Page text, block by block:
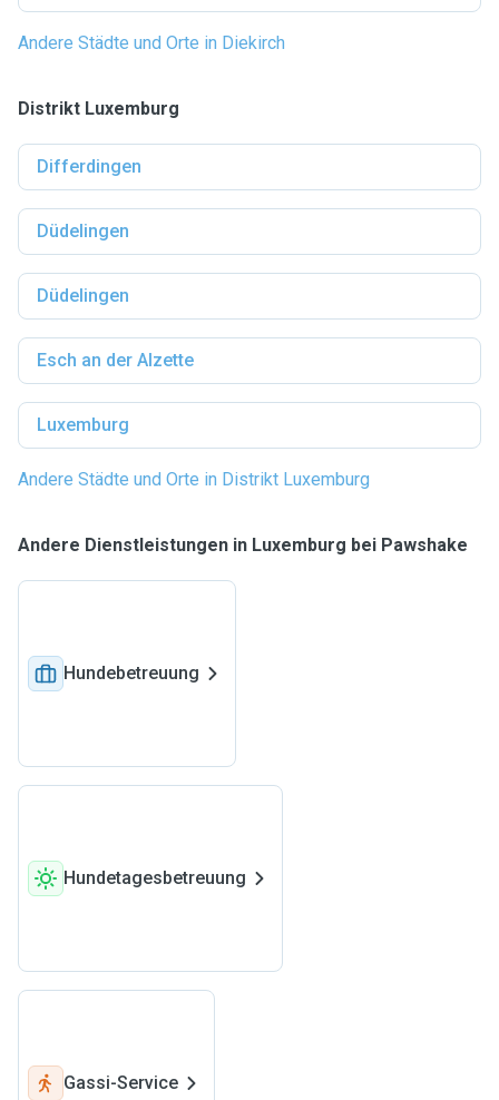
Andere Städte und Orte in Diekirch
Distrikt Luxemburg
Differdingen
Düdelingen
Düdelingen
Esch an der Alzette
Luxemburg
Andere Städte und Orte in Distrikt Luxemburg
Andere Dienstleistungen in Luxemburg bei Pawshake
Hundebetreuung
Hundetagesbetreuung
Gassi-Service